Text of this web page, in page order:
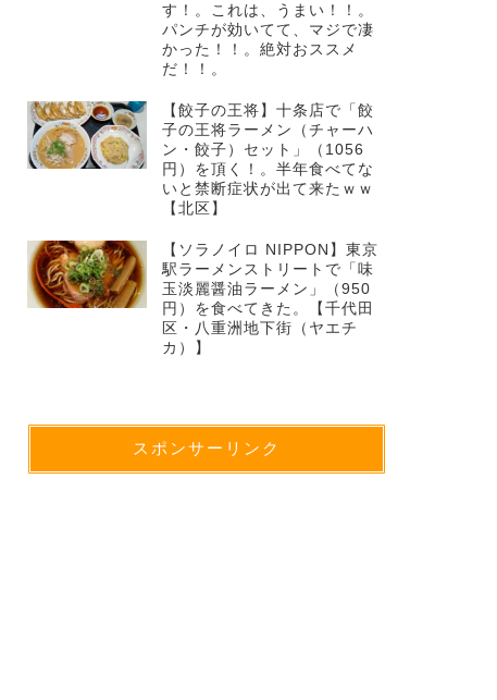
す！。これは、うまい！！。
パンチが効いてて、マジで凄
かった！！。絶対おススメ
だ！！。
【餃子の王将】十条店で「餃
子の王将ラーメン（チャーハ
ン・餃子）セット」（1056
円）を頂く！。半年食べてな
いと禁断症状が出て来たｗｗ
【北区】
【ソラノイロ NIPPON】東京
駅ラーメンストリートで「味
玉淡麗醤油ラーメン」（950
円）を食べてきた。【千代田
区・八重洲地下街（ヤエチ
カ）】
スポンサーリンク